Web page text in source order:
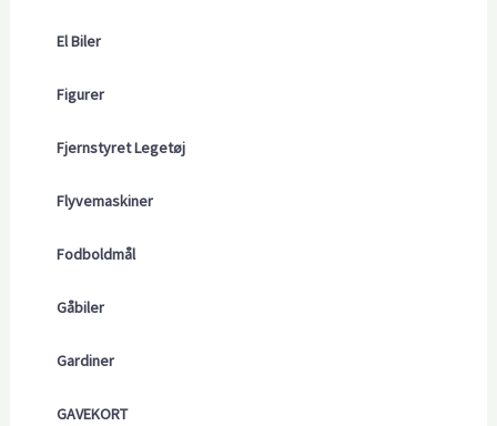
El Biler
Figurer
Fjernstyret Legetøj
Flyvemaskiner
Fodboldmål
Gåbiler
Gardiner
GAVEKORT